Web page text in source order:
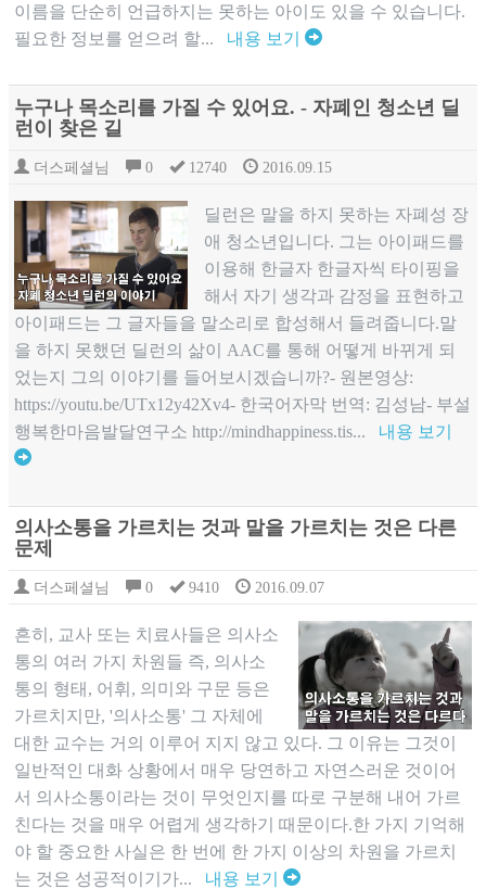
이름을 단순히 언급하지는 못하는 아이도 있을 수 있습니다.
필요한 정보를 얻으려 할... 내용 보기
누구나 목소리를 가질 수 있어요. - 자폐인 청소년 딜
런이 찾은 길
더스페셜님 0 12740 2016.09.15
딜런은 말을 하지 못하는 자폐성 장
애 청소년입니다. 그는 아이패드를
이용해 한글자 한글자씩 타이핑을
해서 자기 생각과 감정을 표현하고
아이패드는 그 글자들을 말소리로 합성해서 들려줍니다.말
을 하지 못했던 딜런의 삶이 AAC를 통해 어떻게 바뀌게 되
었는지 그의 이야기를 들어보시겠습니까?- 원본영상:
https://youtu.be/UTx12y42Xv4- 한국어자막 번역: 김성남- 부설
행복한마음발달연구소 http://mindhappiness.tis... 내용 보기
의사소통을 가르치는 것과 말을 가르치는 것은 다른
문제
더스페셜님 0 9410 2016.09.07
흔히, 교사 또는 치료사들은 의사소
통의 여러 가지 차원들 즉, 의사소
통의 형태, 어휘, 의미와 구문 등은
가르치지만, '의사소통' 그 자체에
대한 교수는 거의 이루어 지지 않고 있다. 그 이유는 그것이
일반적인 대화 상황에서 매우 당연하고 자연스러운 것이어
서 의사소통이라는 것이 무엇인지를 따로 구분해 내어 가르
친다는 것을 매우 어렵게 생각하기 때문이다.한 가지 기억해
야 할 중요한 사실은 한 번에 한 가지 이상의 차원을 가르치
는 것은 성공적이기가... 내용 보기